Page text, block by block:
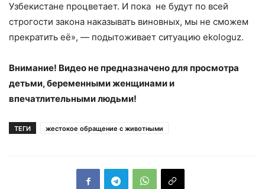
Узбекистане процветает. И пока не будут по всей
строгости закона наказывать виновных, мы не сможем
прекратить её», — подытоживает ситуацию ekologuz.
Внимание! Видео не предназначено для просмотра
детьми, беременными женщинами и
впечатлительными людьми!
ТЕГИ жестокое обращение с животными